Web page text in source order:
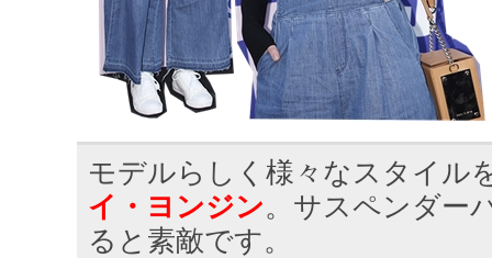
モデルらしく様々なスタイル
イ・ヨンジン。サスペンダー
ると素敵です。